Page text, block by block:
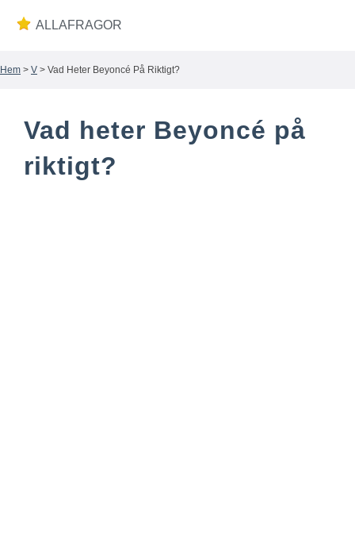
ALLAFRAGOR
Wiki
Hem > V > Vad Heter Beyoncé På Riktigt?
Vad heter Beyoncé på
riktigt?